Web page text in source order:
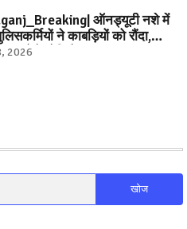
ऑनड्यूटी नशे में
ने काबड़ियों को रौंदा,
दबोचे! देखिये, Video
2026